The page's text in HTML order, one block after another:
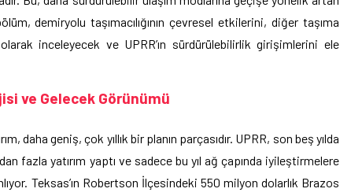
demiryolu taşımacılığının çevresel etkilerini, diğer taşıma
olarak inceleyecek ve UPRR’ın sürdürülebilirlik girişimlerini ele
ve Gelecek Görünümü
daha geniş, çok yıllık bir planın parçasıdır. UPRR, son beş yılda
fazla yatırım yaptı ve sadece bu yıl ağ çapında iyileştirmelere
Teksas’ın Robertson İlçesindeki 550 milyon dolarlık Brazos